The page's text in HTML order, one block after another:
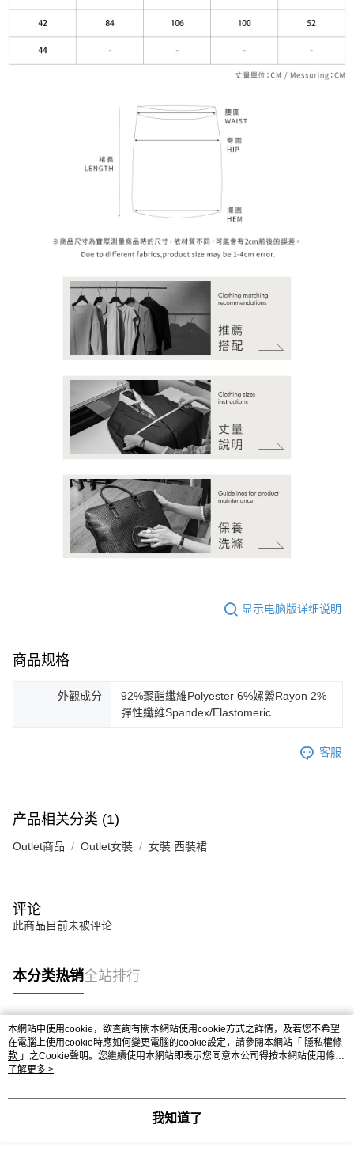
显示电脑版详细说明
商品规格
外觀成分
92%聚酯纖維Polyester 6%嫘縈Rayon 2%
彈性纖維Spandex/Elastomeric
客服
产品相关分类 (1)
Outlet商品 Outlet女裝 女裝 西裝裙
评论
此商品目前未被评论
本分类热销全站排行
热门标签
本網站中使用cookie，欲查詢有關本網站使用cookie方式之詳情，及若您不希望
在電腦上使用cookie時應如何變更電腦的cookie設定，請參閱本網站「 隱私權條
款 」之Cookie聲明。您繼續使用本網站即表示您同意本公司得按本網站使用條款
之Cookie聲明使用cookie。
了解更多 >
我知道了